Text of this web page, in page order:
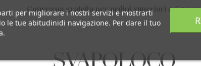
Consegna gratuita per ordini superiori a € 59,00
per migliorare i nostri servizi e mostrarti
le tue abitudinidi navigazione. Per dare il tuo